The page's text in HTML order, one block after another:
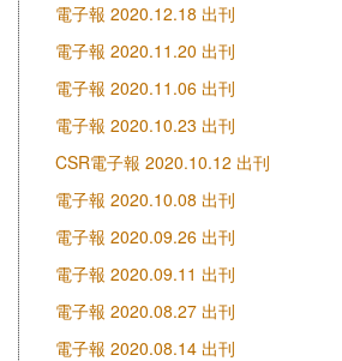
電子報 2020.12.18 出刊
電子報 2020.11.20 出刊
電子報 2020.11.06 出刊
電子報 2020.10.23 出刊
CSR電子報 2020.10.12 出刊
電子報 2020.10.08 出刊
電子報 2020.09.26 出刊
電子報 2020.09.11 出刊
電子報 2020.08.27 出刊
電子報 2020.08.14 出刊